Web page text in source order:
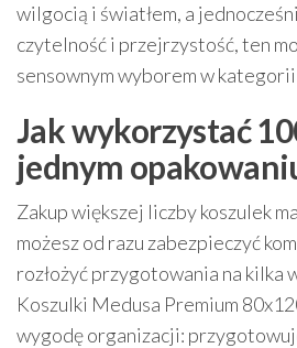
wilgocią i światłem, a
czytelność i przejrzystość, ten
sensownym wyborem w
Jak wykorzystać
jednym
Zakup większej liczby koszulek
możesz od razu zabezpieczyć
rozłożyć przygotowania na kilka
Koszulki Medusa Premium
wygodę organizacji: